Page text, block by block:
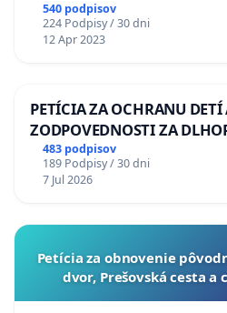
540 podpisov
224 Podpisy / 30 dni
12 Apr 2023
PETÍCIA ZA OCHRANU
ZODPOVEDNOSTI ZA
A ZLYHANIE ŠTÁTU
483 podpisov
189 Podpisy / 30 dni
7 Jul 2026
​Petícia za obnovenie
dvor, Prešovská cesta a